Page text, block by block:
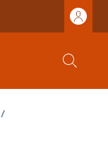
/